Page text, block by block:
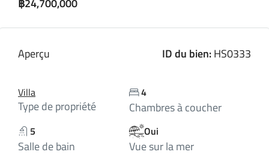
฿24,700,000
Aperçu ID du bien:HS0333
Villa
Type de propriété
4
Chambres à coucher
5
Salle de bain
Oui
Vue sur la mer